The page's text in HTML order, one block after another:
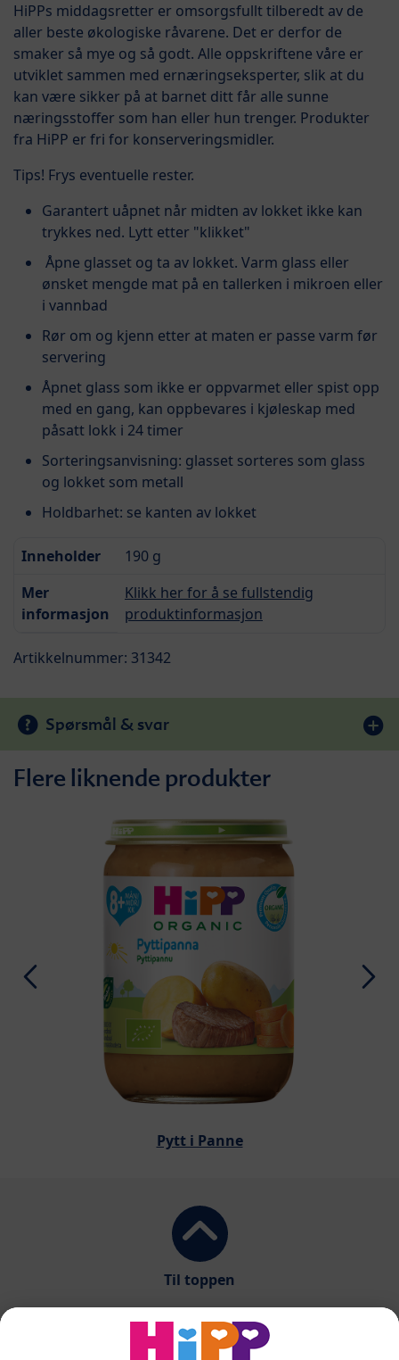
HiPPs middagsretter er omsorgsfullt tilberedt av de
aller beste økologiske råvarene. Det er derfor de
smaker så mye og så godt. Alle oppskriftene våre er
utviklet sammen med ernæringseksperter, slik at du
kan være sikker på at barnet ditt får alle sunne
næringsstoffer som han eller hun trenger. Produkter
fra HiPP er fri for konserveringsmidler.
Tips! Frys eventuelle rester.
Garantert uåpnet når midten av lokket ikke kan
trykkes ned. Lytt etter "klikket"
Åpne glasset og ta av lokket. Varm glass eller
ønsket mengde mat på en tallerken i mikroen eller
i vannbad
Rør om og kjenn etter at maten er passe varm før
servering
Åpnet glass som ikke er oppvarmet eller spist opp
med en gang, kan oppbevares i kjøleskap med
påsatt lokk i 24 timer
Sorteringsanvisning: glasset sorteres som glass
og lokket som metall
Holdbarhet: se kanten av lokket
Inneholder
190 g
Mer
informasjon
Klikk her for å se fullstendig
produktinformasjon
Artikkelnummer: 31342
Spørsmål & svar
Flere liknende produkter
Pytt i Panne
Til toppen